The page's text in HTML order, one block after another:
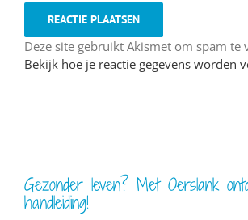
Deze site gebruikt Akismet om spam te
Bekijk hoe je reactie gegevens worden
Gezonder leven? Met Oerslank
handleiding!